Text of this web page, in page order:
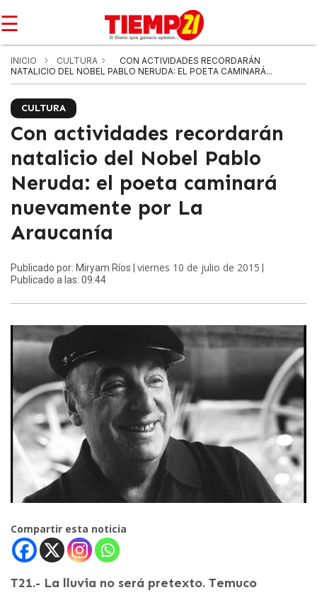
☰
INICIO CULTURA
CON ACTIVIDADES RECORDARÁN
NATALICIO DEL NOBEL PABLO NERUDA: EL POETA CAMINARÁ...
CULTURA
Con actividades recordarán
natalicio del Nobel Pablo
Neruda: el poeta caminará
nuevamente por La
Araucanía
Publicado por: Miryam Ríos | viernes 10 de julio de 2015
Publicado a las: 09:44
Compartir esta noticia
T21.- La lluvia no será pretexto. Temuco